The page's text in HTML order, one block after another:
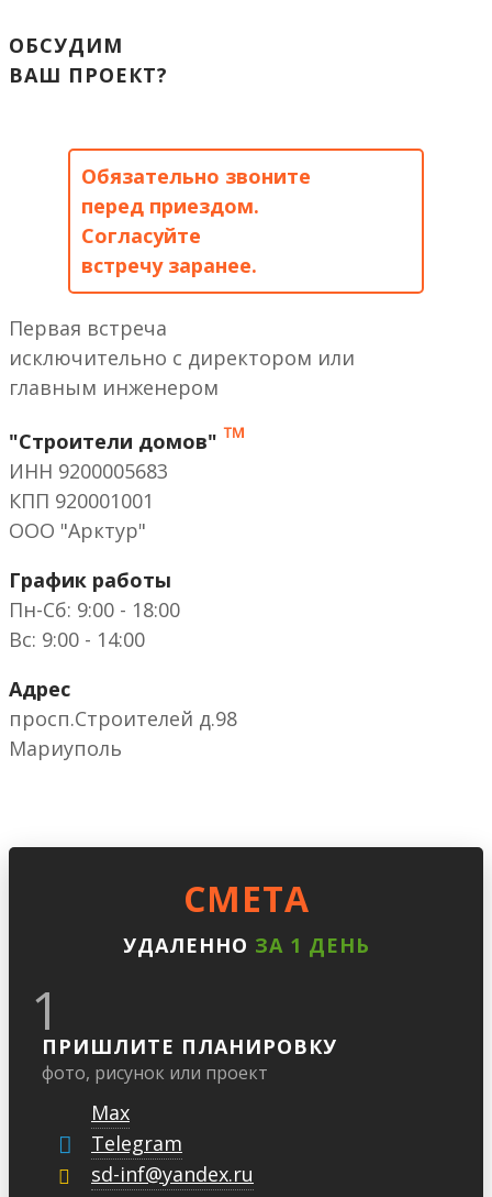
ОБСУДИМ
ВАШ ПРОЕКТ?
Обязательно звоните
перед приездом.
Согласуйте
встречу заранее.
Первая встреча
исключительно с директором или
главным инженером
"Строители домов" ™
ИНН 9200005683
КПП 920001001
ООО "Арктур"
График работы
Пн-Сб: 9:00 - 18:00
Вс: 9:00 - 14:00
Адрес
просп.Строителей д.98
Мариуполь
CМЕТА
УДАЛЕННО ЗА 1 ДЕНЬ
1
ПРИШЛИТЕ ПЛАНИРОВКУ
фото, рисунок или проект
Max
Telegram
sd-inf@yandex.ru